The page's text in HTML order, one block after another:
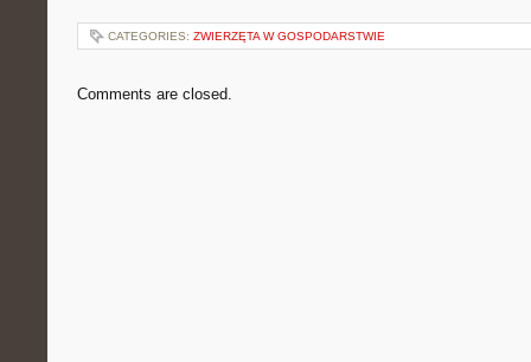
CATEGORIES: ZWIERZĘTA W GOSPODARSTWIE
Comments are closed.